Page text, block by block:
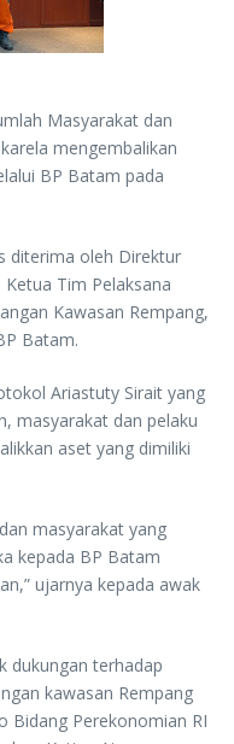
Masyarakat dan
mengembalikan
BP Batam pada
diterima oleh Direktur
Tim Pelaksana
Kawasan Rempang,
Batam.
Ariastuty Sirait yang
masyarakat dan pelaku
aset yang dimiliki
masyarakat yang
kepada BP Batam
ujarnya kepada awak
dukungan terhadap
kawasan Rempang
Bidang Perekonomian RI